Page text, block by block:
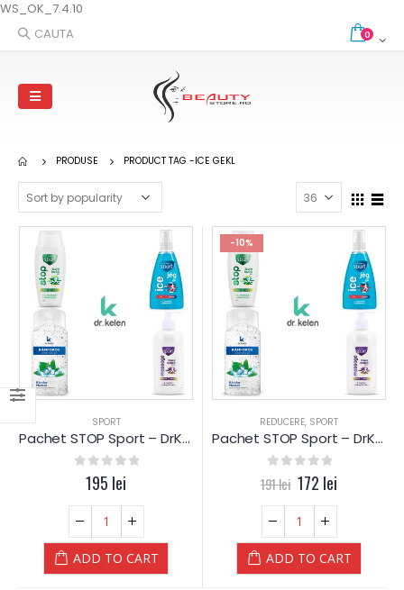
WS_OK_7.4.10
CAUTA
0
PRODUSE PRODUCT TAG -ICE GEKL
SPORT
Pachet STOP Sport – DrKelen
out of 5
195 lei
ADD TO CART
-10%
REDUCERE, SPORT
Pachet STOP Sport – DrKelen
out of 5
191lei 172 lei
ADD TO CART